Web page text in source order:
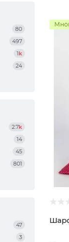
80
497
1k
24
2.7k
14
45
801
47
3